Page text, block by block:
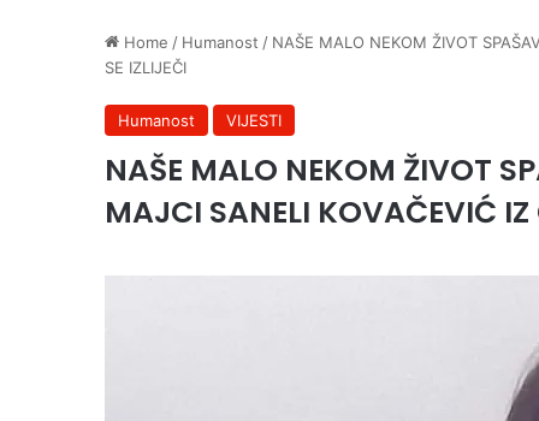
Home / Humanost / NAŠE MALO NEKOM ŽIVOT
SE IZLIJEČI
Humanost VIJESTI
NAŠE MALO NEKOM ŽIVOT
MAJCI SANELI KOVAČEVIĆ